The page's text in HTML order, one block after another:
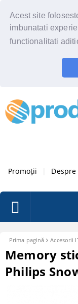
Acest site
imbunatati
functionalitati
Promoții Despre
Prima pagină Accesorii
Memory
Philips